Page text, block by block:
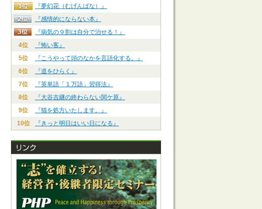
『夢幻花（むげんばな）』
『感情的にならない本』
『病気の９割は自分で治せる！』
4位
『怖い客』
5位
『こうやって頭のなかを言語化する。』
6位
『道をひらく』
7位
『英単語「１万語」習得法』
8位
『大谷吉継の終わらない関ケ原』
9位
『猫を処方いたします。』
10位
『きっと明日はいい日になる』